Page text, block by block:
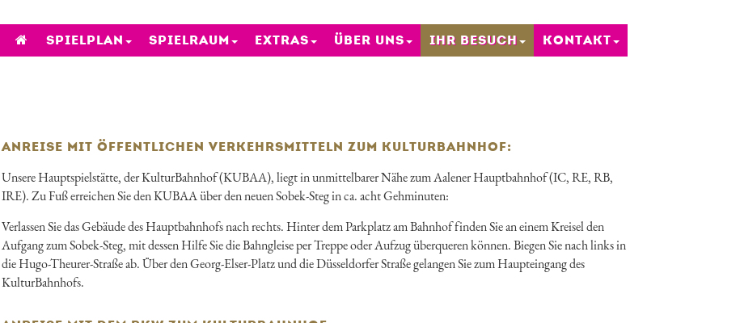
SPIELPLAN SPIELRAUM EXTRAS ÜBER UNS IHR BESUCH KONTAKT
ANREISE MIT ÖFFENTLICHEN VERKEHRSMITTELN ZUM KULTURBAHNHOF:
Unsere Hauptspielstätte, der KulturBahnhof (KUBAA), liegt in unmittelbarer Nähe zum Aalener Hauptbahnhof (IC, RE, RB,
IRE). Zu Fuß erreichen Sie den KUBAA über den neuen Sobek-Steg in ca. acht Gehminuten:
Verlassen Sie das Gebäude des Hauptbahnhofs nach rechts. Hinter dem Parkplatz am Bahnhof finden Sie an einem Kreisel den
Aufgang zum Sobek-Steg, mit dessen Hilfe Sie die Bahngleise per Treppe oder Aufzug überqueren können. Biegen Sie nach links in
die Hugo-Theurer-Straße ab. Über den Georg-Elser-Platz und die Düsseldorfer Straße gelangen Sie zum Haupteingang des
KulturBahnhofs.